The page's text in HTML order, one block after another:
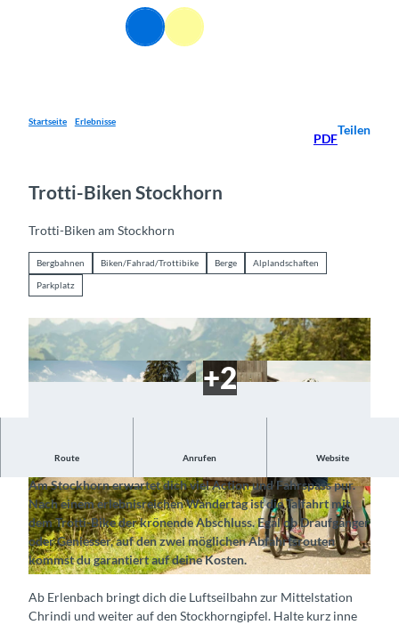
Suche Menü
Startseite Erlebnisse
PDF
Teilen
Trotti-Biken Stockhorn
Trotti-Biken am Stockhorn
Bergbahnen Biken/Fahrad/Trottibike Berge Alplandschaften
Parkplatz
© CC-BY-SA ©CC-BY-SA
Route Anrufen Website
Abwechslungsreicher Fahrspass im Simmental
Am Stockhorn erwartet dich viel Action und Fahrspass pur.
Nach einem erlebnisreichen Wandertag ist die Talfahrt mit
dem Trotti-Bike der krönende Abschluss. Egal ob Draufgänger
oder Geniesser, auf den zwei möglichen Abfahrtsrouten
kommst du garantiert auf deine Kosten.
Ab Erlenbach bringt dich die Luftseilbahn zur Mittelstation
Chrindi und weiter auf den Stockhorngipfel. Halte kurz inne